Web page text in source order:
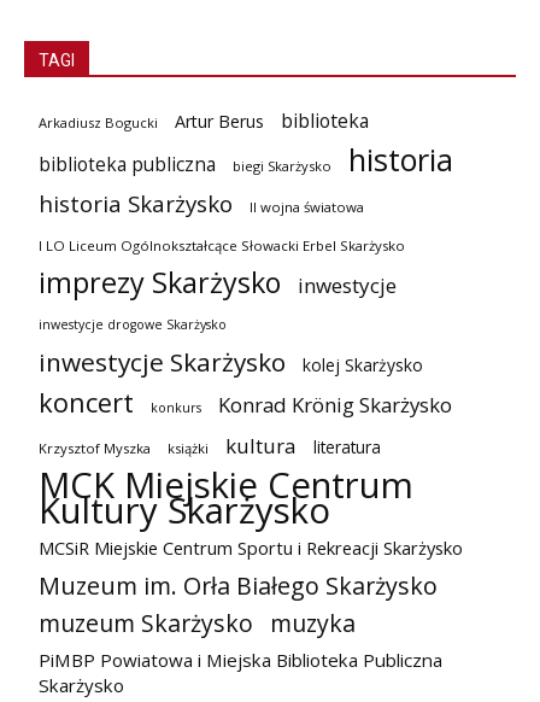
TAGI
Arkadiusz Bogucki Artur Berus
biblioteka
biblioteka publiczna
biegi Skarżysko historia
historia Skarżysko II wojna światowa
I LO Liceum Ogólnokształcące Słowacki Erbel Skarżysko
imprezy Skarżysko inwestycje
inwestycje drogowe Skarżysko
inwestycje Skarżysko kolej Skarżysko
koncert konkurs Konrad Krönig Skarżysko
Krzysztof Myszka książki kultura literatura
MCK Miejskie Centrum
Kultury Skarżysko
MCSiR Miejskie Centrum Sportu i Rekreacji Skarżysko
Muzeum im. Orła Białego Skarżysko
muzeum Skarżysko
muzyka
PiMBP Powiatowa i Miejska Biblioteka Publiczna
Skarżysko